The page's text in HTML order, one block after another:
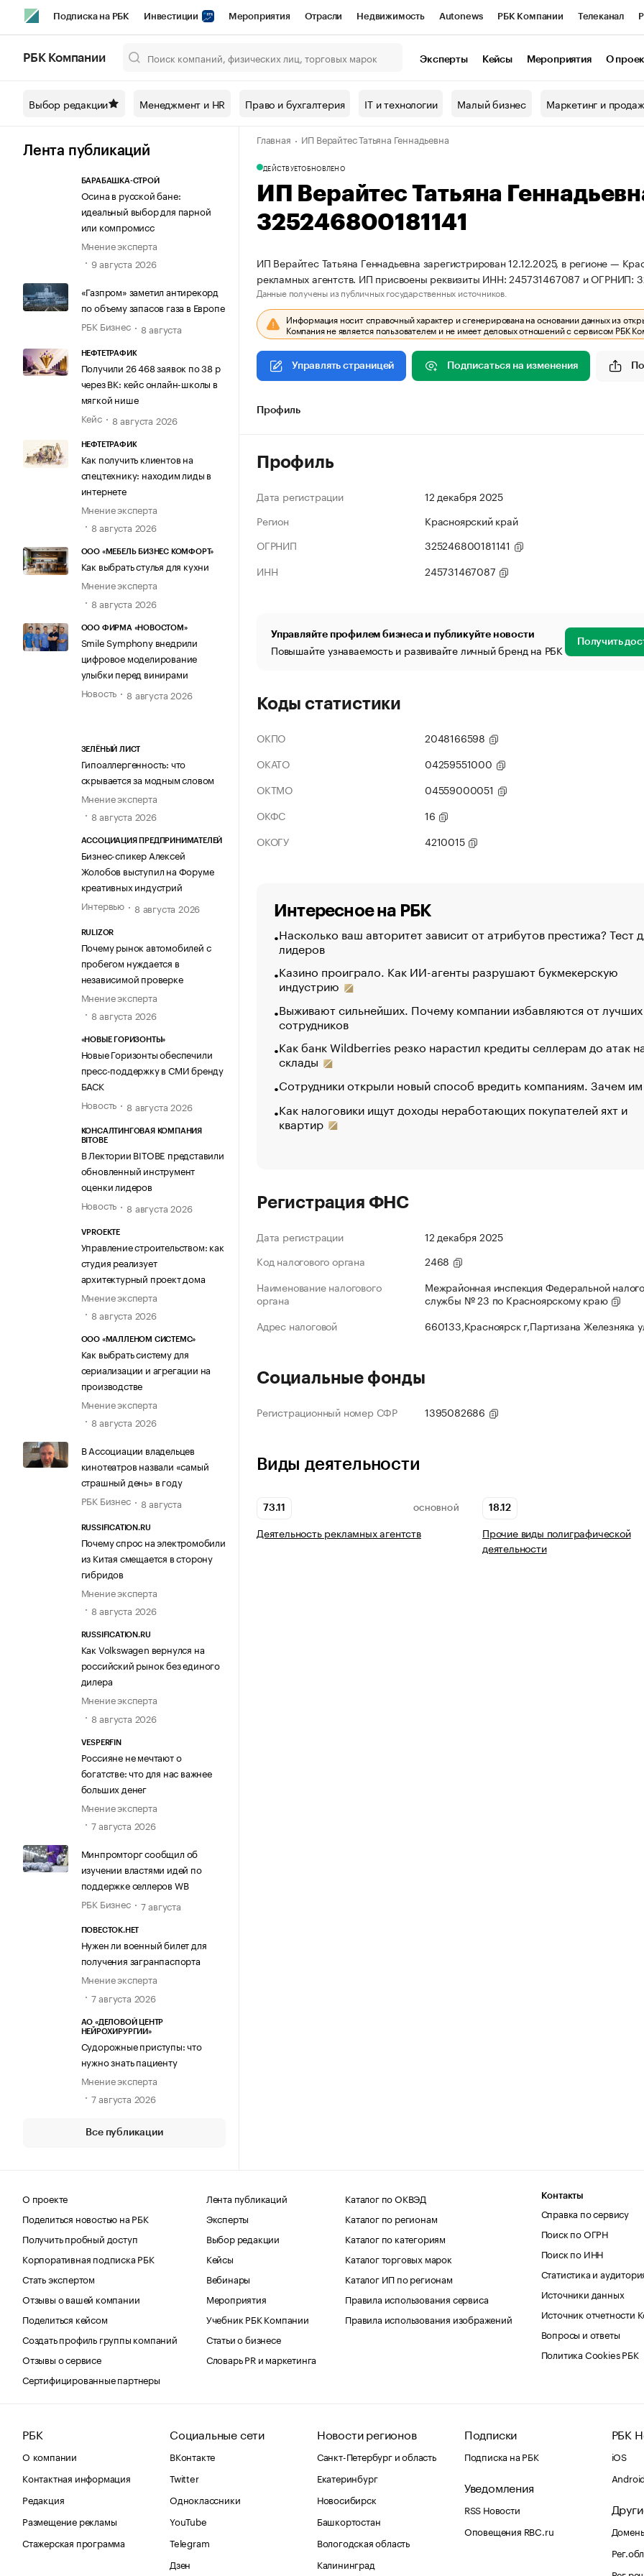
Подписка на РБК Инвестиции Мероприятия Отрасли Недвижимость Autonews РБК Компании Телеканал
Спецпроекты СПб Конференции СПб Спецпроекты Проверка контрагентов
Технологии и медиа Рынок наличной валюты
РБК Компании Эксперты Кейсы Мероприятия О
Выбор редакции Менеджмент и HR Право и бухгалтерия IT и технологии Малый бизнес Маркетинг и
Лента публикаций
БАРАБАШКА-СТРОЙ
Осина в русской бане:
идеальный выбор для парной
или компромисс
Мнение эксперта
9 августа 2026
«Газпром» заметил антирекорд
по объему запасов газа в Европе
РБК Бизнес
8 августа
НЕФТЕТРАФИК
Получили 26 468 заявок по 38 р
через ВК: кейс онлайн-школы в
мягкой нише
Кейс
8 августа 2026
НЕФТЕТРАФИК
Как получить клиентов на
спецтехнику: находим лиды в
интернете
Мнение эксперта
8 августа 2026
ООО «МЕБЕЛЬ БИЗНЕС КОМФОРТ»
Как выбрать стулья для кухни
Мнение эксперта
8 августа 2026
ООО ФИРМА «НОВОСТОМ»
Smile Symphony внедрили
цифровое моделирование
улыбки перед винирами
Новость
8 августа 2026
ЗЕЛЁНЫЙ ЛИСТ
Гипоаллергенность: что
скрывается за модным словом
Мнение эксперта
8 августа 2026
АССОЦИАЦИЯ ПРЕДПРИНИМАТЕЛЕЙ
Бизнес-спикер Алексей
Жолобов выступил на Форуме
креативных индустрий
Интервью
8 августа 2026
RULIZOR
Почему рынок автомобилей с
пробегом нуждается в
независимой проверке
Мнение эксперта
8 августа 2026
«НОВЫЕ ГОРИЗОНТЫ»
Новые Горизонты обеспечили
пресс-поддержку в СМИ бренду
БАСК
Новость
8 августа 2026
КОНСАЛТИНГОВАЯ КОМПАНИЯ
BITOBE
В Лектории BITOBE представили
обновленный инструмент
оценки лидеров
Новость
8 августа 2026
VPROEKTE
Управление строительством: как
студия реализует
архитектурный проект дома
Мнение эксперта
8 августа 2026
ООО «МАЛЛЕНОМ СИСТЕМС»
Как выбрать систему для
сериализации и агрегации на
производстве
Мнение эксперта
8 августа 2026
В Ассоциации владельцев
кинотеатров назвали «самый
страшный день» в году
РБК Бизнес
8 августа
RUSSIFICATION.RU
Почему спрос на электромобили
из Китая смещается в сторону
гибридов
Мнение эксперта
8 августа 2026
RUSSIFICATION.RU
Как Volkswagen вернулся на
российский рынок без единого
дилера
Мнение эксперта
8 августа 2026
VESPERFIN
Россияне не мечтают о
богатстве: что для нас важнее
больших денег
Мнение эксперта
7 августа 2026
Минпромторг сообщил об
изучении властями идей по
поддержке селлеров WB
РБК Бизнес
7 августа
ПОВЕСТОК.НЕТ
Нужен ли военный билет для
получения загранпаспорта
Мнение эксперта
7 августа 2026
АО «ДЕЛОВОЙ ЦЕНТР
НЕЙРОХИРУРГИИ»
Судорожные приступы: что
нужно знать пациенту
Мнение эксперта
7 августа 2026
Все публикации
Главная ИП Верайтес Татьяна Геннадьевна
ДЕЙСТВУЕТОБНОВЛЕНО
ИП Верайтес Татьяна
325246800181141
ИП Верайтес Татьяна Геннадьевна зарегистрирован 12.12.2025, в регионе —
рекламных агентств. ИП присвоены реквизиты ИНН: 245731467087 и ОГРНИП:
Данные получены из публичных государственных источников.
Информация носит справочный характер и сгенерирована на основании данных из
Компания не является пользователем и не имеет деловых отношений с сервисом РБК
Управлять страницей Подписаться на изменения
Профиль
Профиль
Дата регистрации
12 декабря 2025
Регион
Красноярский край
ОГРНИП
325246800181141
ИНН
245731467087
Управляйте профилем бизнеса и публикуйте новости
Повышайте узнаваемость и развивайте личный бренд на РБК Получить
Коды статистики
ОКПО
2048166598
ОКАТО
04259551000
ОКТМО
04559000051
ОКФС
16
ОКОГУ
4210015
Интересное на РБК
Насколько ваш авторитет зависит от атрибутов престижа? Тест
лидеров
Казино проиграло. Как ИИ-агенты разрушают букмекерскую
индустрию
Выживают сильнейших. Почему компании избавляются от лучших
сотрудников
Как банк Wildberries резко нарастил кредиты селлерам до атак
склады
Сотрудники открыли новый способ вредить компаниям. Зачем
Как налоговики ищут доходы неработающих покупателей яхт и
квартир
Регистрация ФНС
Дата регистрации
12 декабря 2025
Код налогового органа
2468
Наименование налогового
органа
Межрайонная инспекция Федеральной
службы № 23 по Красноярскому краю
Адрес налоговой
660133,Красноярск г,Партизана Железняка
Социальные фонды
Регистрационный номер СФР 1395082686
Виды деятельности
73.11 ОСНОВНОЙ
Деятельность рекламных агентств
18.12
Прочие виды полиграфической
деятельности
О проекте
Поделиться новостью на РБК
Получить пробный доступ
Корпоративная подписка РБК
Стать экспертом
Отзывы о вашей компании
Поделиться кейсом
Создать профиль группы компаний
Отзывы о сервисе
Сертифицированные партнеры
Лента публикаций
Эксперты
Выбор редакции
Кейсы
Вебинары
Мероприятия
Учебник РБК Компании
Статьи о бизнесе
Словарь PR и маркетинга
Каталог по ОКВЭД
Каталог по регионам
Каталог по категориям
Каталог торговых марок
Каталог ИП по регионам
Правила использования сервиса
Правила использования изображений
Контакты
Справка по сервису
Поиск по ОГРН
Поиск по ИНН
Статистика и
Источники данных
Источник отчетности
Вопросы и ответы
Политика Cookies РБК
РБК
О компании
Контактная информация
Редакция
Размещение рекламы
Стажерская программа
Социальные сети
ВКонтакте
Twitter
Одноклассники
YouTube
Telegram
Дзен
Новости регионов
Санкт-Петербург и область
Екатеринбург
Новосибирск
Башкортостан
Вологодская область
Калининград
Подписки
Подписка на РБК
Уведомления
RSS Новости
Оповещения RBC.ru
РБК
iOS